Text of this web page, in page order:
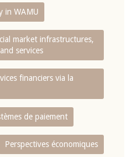
in WAMU
market infrastructures,
services
financiers via la
de paiement
Perspectives économiques